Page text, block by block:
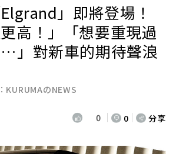
」即將登場！
更高！」「想要重現過
」對新車的期待聲浪
KURUMAのNEWS
0 0 分享